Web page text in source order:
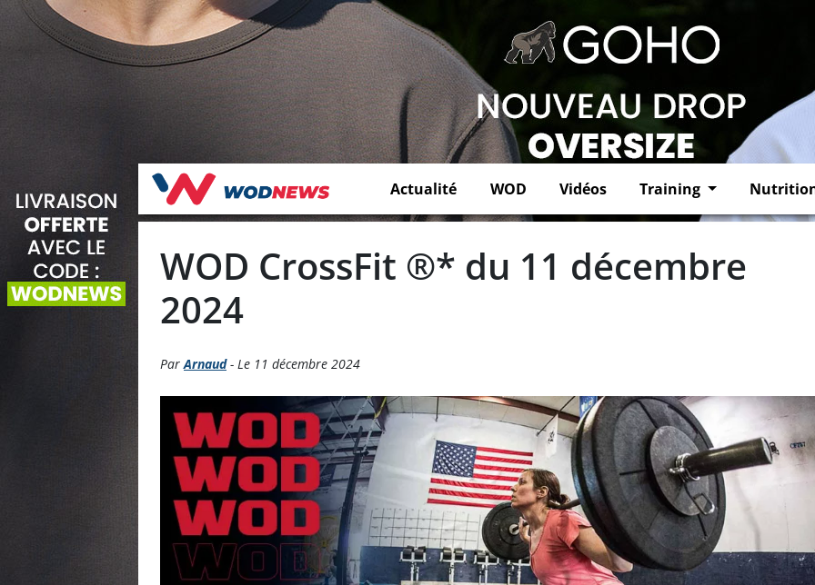
Actualité WOD Vidéos Training
WOD CrossFit ®* du 11 décembre
2024
ParArnaud- Le 11 décembre 2024